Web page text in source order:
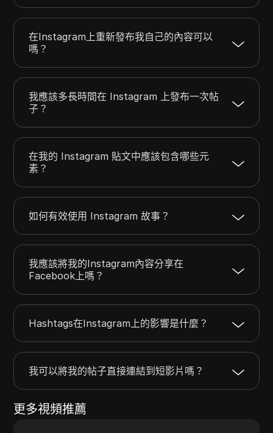
在Instagram上重新發布我自己的內容可以
嗎？
我應該多長時間在 Instagram 上發布一次帖
子？
在我的 Instagram 貼文中應該包含哪些元
素？
如何有效使用 Instagram 故事？
我應該將我的Instagram內容分享在
Facebook上嗎？
Hashtags在Instagram上的影響是什麼？
我可以將我的帖子直接連結到短影片嗎？
更多視頻推薦